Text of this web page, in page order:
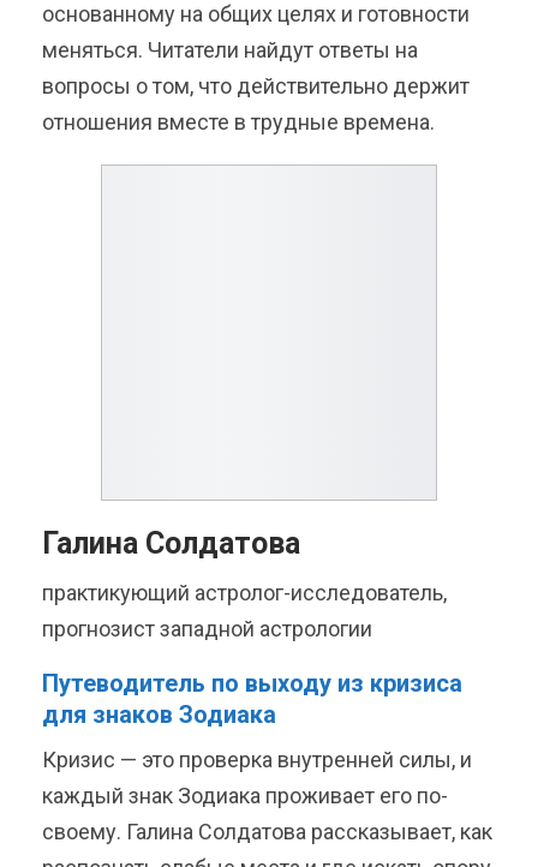
основанному на общих целях и готовности
меняться. Читатели найдут ответы на
вопросы о том, что действительно держит
отношения вместе в трудные времена.
Галина Солдатова
практикующий астролог-исследователь,
прогнозист западной астрологии
Путеводитель по выходу из кризиса
для знаков Зодиака
Кризис — это проверка внутренней силы, и
каждый знак Зодиака проживает его по-
своему. Галина Солдатова рассказывает, как